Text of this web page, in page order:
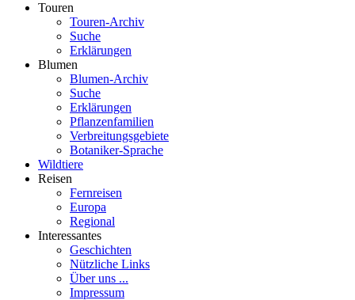
Touren
Touren-Archiv
Suche
Erklärungen
Blumen
Blumen-Archiv
Suche
Erklärungen
Pflanzenfamilien
Verbreitungsgebiete
Botaniker-Sprache
Wildtiere
Reisen
Fernreisen
Europa
Regional
Interessantes
Geschichten
Nützliche Links
Über uns ...
Impressum